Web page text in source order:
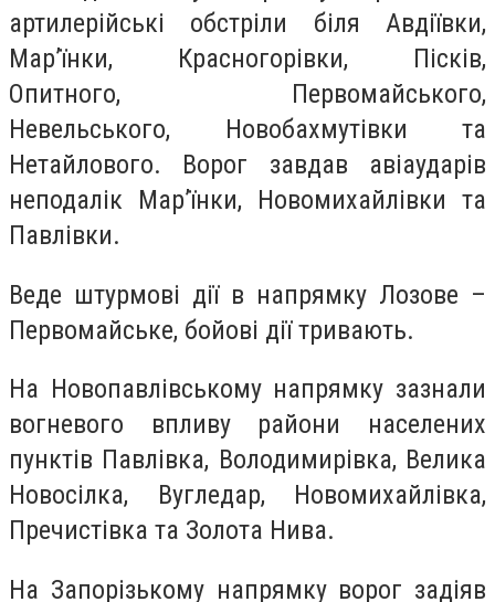
артилерійські обстріли біля Авдіївки,
Мар’їнки, Красногорівки, Пісків,
Опитного, Первомайського,
Невельського, Новобахмутівки та
Нетайлового. Ворог завдав авіаударів
неподалік Мар’їнки, Новомихайлівки та
Павлівки.
Веде штурмові дії в напрямку Лозове –
Первомайське, бойові дії тривають.
На Новопавлівському напрямку зазнали
вогневого впливу райони населених
пунктів Павлівка, Володимирівка, Велика
Новосілка, Вугледар, Новомихайлівка,
Пречистівка та Золота Нива.
На Запорізькому напрямку ворог задіяв